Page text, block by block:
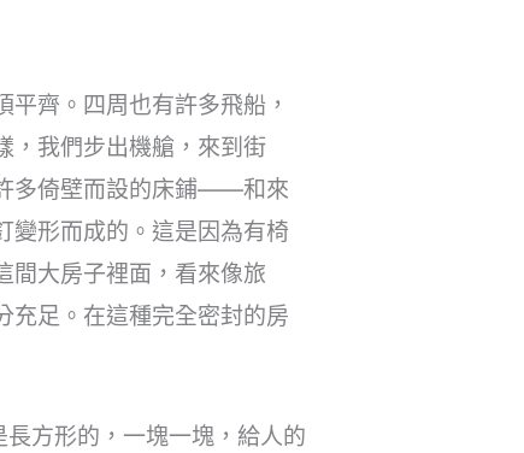
齊。四周也有許多飛船，
，我們步出機艙，來到街
多倚壁而設的床鋪——和來
變形而成的。這是因為有椅
間大房子裡面，看來像旅
充足。在這種完全密封的房
方形的，一塊一塊，給人的